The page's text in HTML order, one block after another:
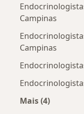
Campinas
Campinas
Mais (4)